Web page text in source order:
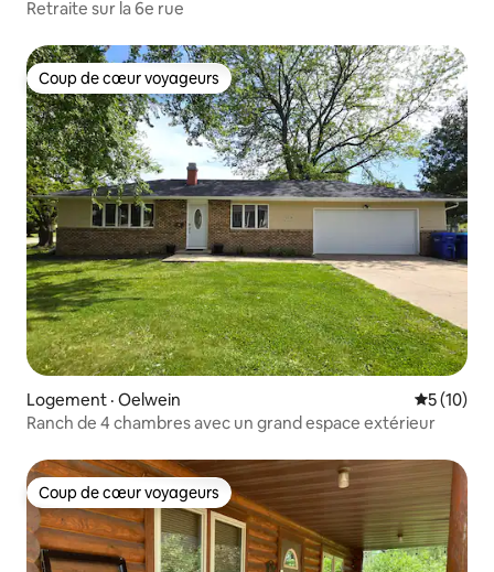
Retraite sur la 6e rue
Coup de cœur voyageurs
Coup de cœur voyageurs
Logement · Oelwein Note
5 (10)
Ranch de 4 chambres avec un grand espace extérieur
Coup de cœur voyageurs
Coup de cœur voyageurs